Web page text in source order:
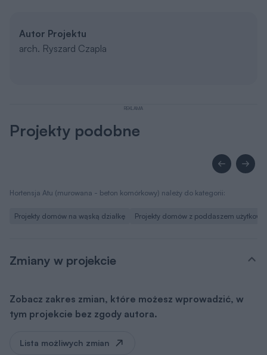
Autor Projektu
arch. Ryszard Czapla
REKLAMA
Projekty podobne
Hortensja Atu (murowana - beton komórkowy) należy do kategorii:
Projekty domów na wąską działkę Projekty domów z poddaszem
Zmiany w projekcie
Zobacz zakres zmian, które możesz wprowadzić, w
tym projekcie bez zgody autora.
Lista możliwych zmian